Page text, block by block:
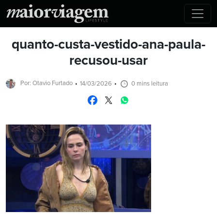
quanto-custa-vestido-ana-paula-
recusou-usar
Por: Otavio Furtado 14/03/2026 0 mins leitura